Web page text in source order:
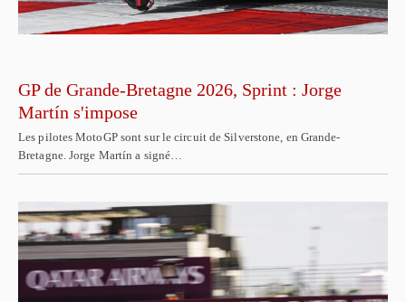
GP de Grande-Bretagne 2026, Sprint : Jorge
Martín s'impose
Les pilotes MotoGP sont sur le circuit de Silverstone, en Grande-
Bretagne. Jorge Martín a signé…